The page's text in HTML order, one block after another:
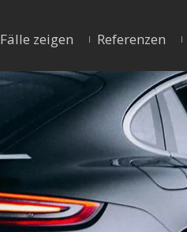
Fälle zeigen Referenzen